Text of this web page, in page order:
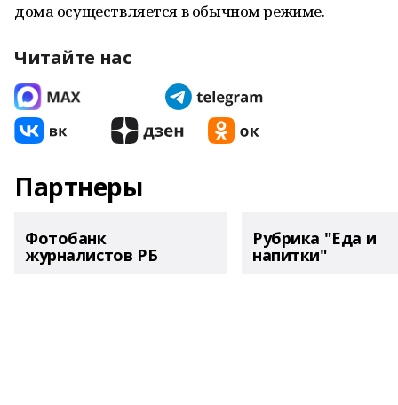
дома осуществляется в обычном режиме.
Читайте нас
Партнеры
Фотобанк
журналистов РБ
Рубрика "Еда и
напитки"